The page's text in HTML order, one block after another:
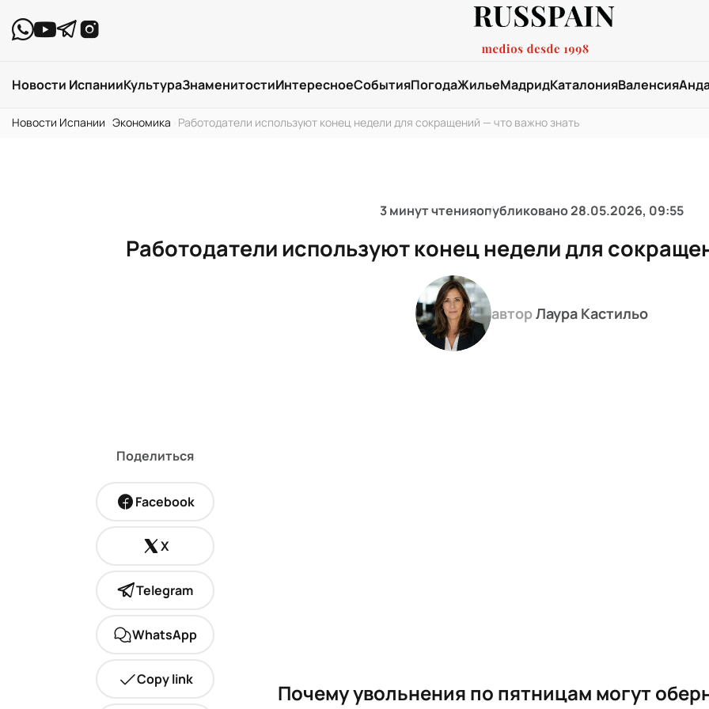
Новости ИспанииКультураЗнаменитостиИнтересноеСобытияПогодаЖильеМадридКаталонияВаленсия
Новости Испании Экономика Работодатели используют конец недели для сокращений — что важно знать
3 минут чтенияопубликовано28.05.2026, 09:55
Работодатели используют конец недели для
авторЛаура Кастильо
Поделиться
Facebook
X
Telegram
WhatsApp
Copy link
Почему увольнения по пятницам могут